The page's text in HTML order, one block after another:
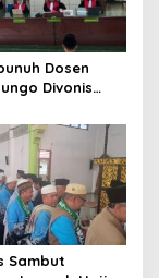
Dosen
Divonis
Sambut